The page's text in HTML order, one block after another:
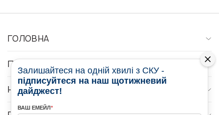
ГОЛОВНА
ПРО НАС
НОВИНИ
Залишайтеся на одній хвилі з СКУ -
підписуйтеся на наш щотижневий
дайджест!
ВАШ ЕМЕЙЛ*